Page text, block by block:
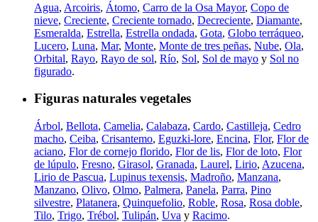
Agua, Arcoiris, Átomo, Carro de la Osa Mayor, Copo de
nieve, Creciente, Creciente tornado, Decreciente, Diamante,
Esmeralda, Estrella, Estrella ondada, Gota, Globo terráqueo,
Lucero, Luna, Mar, Monte, Monte de tres peñas, Nube, Ola,
Orbital, Rayo, Rayo de sol, Río, Sol, Sol de mayo y Sol no
figurado.
Figuras naturales vegetales
Árbol, Bellota, Camelia, Calabaza, Cardo, Castilleja, Cedro
macho, Ceiba, Crisantemo, Eguzki-lore, Encina, Flor, Flor de
aciano, Flor de cornejo florido, Flor de lis, Flor de loto, Flor
de lúpulo, Fresno, Girasol, Granada, Laurel, Lirio, Azucena,
Lirio de Pascua, Lupinus texensis, Madroño, Manzana,
Manzano, Olivo, Olmo, Palmera, Panela, Parra, Pino
silvestre, Platanera, Quinquefolio, Roble, Rosa, Rosa doble,
Tilo, Trigo, Trébol, Tulipán, Uva y Racimo.